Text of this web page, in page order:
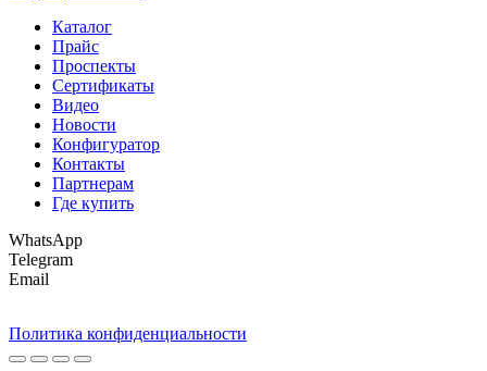
Каталог
Прайс
Проспекты
Сертификаты
Видео
Новости
Конфигуратор
Контакты
Партнерам
Где купить
WhatsApp
Telegram
Email
Политика конфиденциальности